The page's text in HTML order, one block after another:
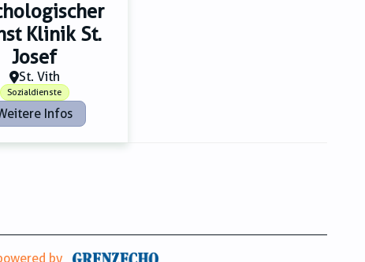
Klinik St.
Josef
St. Vith
Sozialdienste
Infos
by